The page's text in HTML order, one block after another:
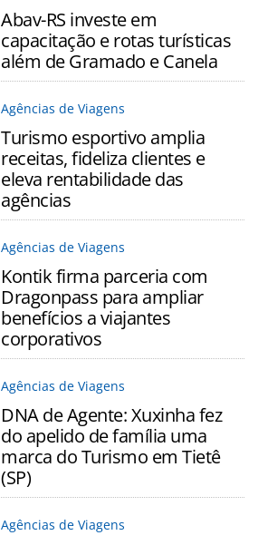
Abav-RS investe em
capacitação e rotas turísticas
além de Gramado e Canela
Agências de Viagens
Turismo esportivo amplia
receitas, fideliza clientes e
eleva rentabilidade das
agências
Agências de Viagens
Kontik firma parceria com
Dragonpass para ampliar
benefícios a viajantes
corporativos
Agências de Viagens
DNA de Agente: Xuxinha fez
do apelido de família uma
marca do Turismo em Tietê
(SP)
Agências de Viagens